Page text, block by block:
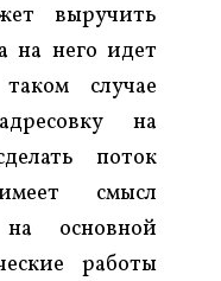
выручить
на него идет
случае
на
поток
смысл
основной
работы